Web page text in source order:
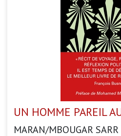
UN HOMME PAREIL
MARAN/MBOUGAR SARR